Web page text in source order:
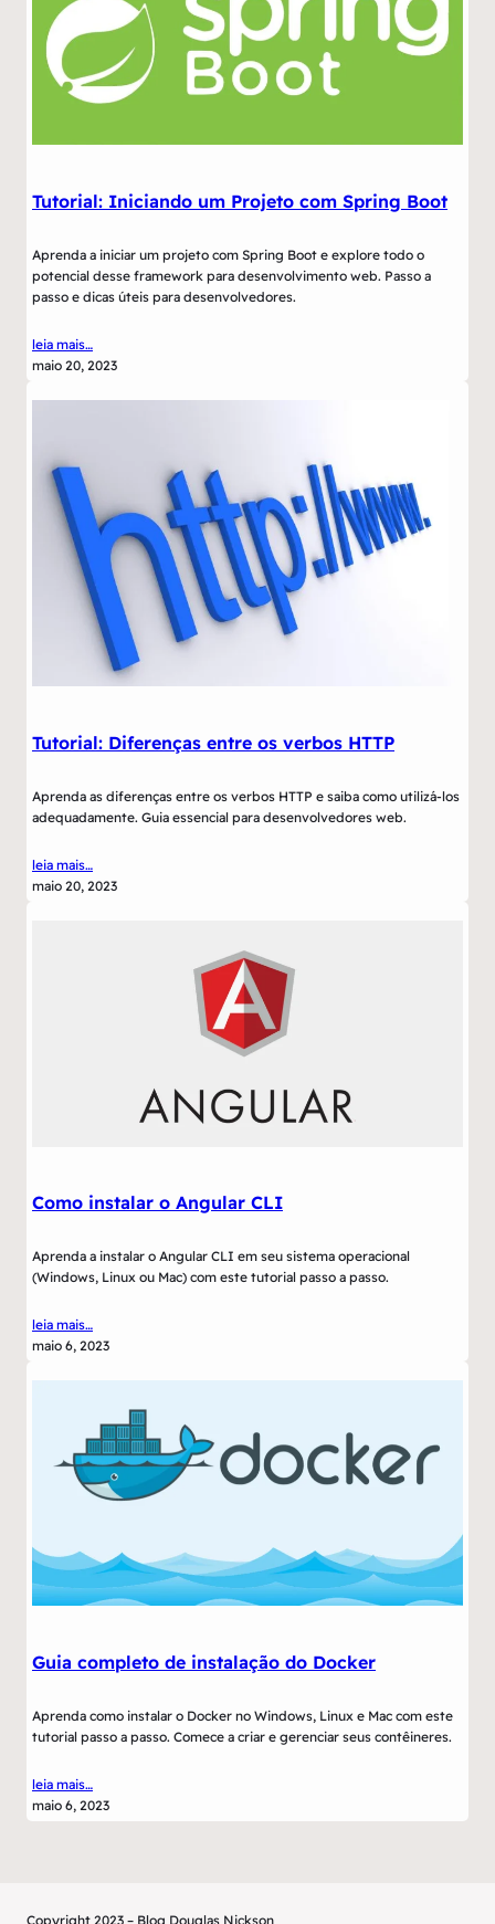
Tutorial: Iniciando um Projeto com Spring Boot
Aprenda a iniciar um projeto com Spring Boot e explore todo o
potencial desse framework para desenvolvimento web. Passo a
passo e dicas úteis para desenvolvedores.
leia mais…
maio 20, 2023
Tutorial: Diferenças entre os verbos HTTP
Aprenda as diferenças entre os verbos HTTP e saiba como utilizá-los
adequadamente. Guia essencial para desenvolvedores web.
leia mais…
maio 20, 2023
Como instalar o Angular CLI
Aprenda a instalar o Angular CLI em seu sistema operacional
(Windows, Linux ou Mac) com este tutorial passo a passo.
leia mais…
maio 6, 2023
Guia completo de instalação do Docker
Aprenda como instalar o Docker no Windows, Linux e Mac com este
tutorial passo a passo. Comece a criar e gerenciar seus contêineres.
leia mais…
maio 6, 2023
Copyright 2023 – Blog Douglas Nickson